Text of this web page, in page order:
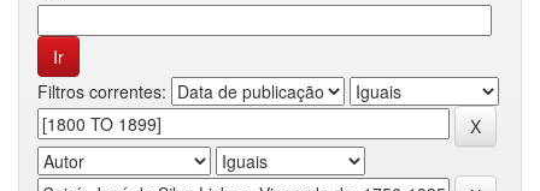
Filtros correntes: